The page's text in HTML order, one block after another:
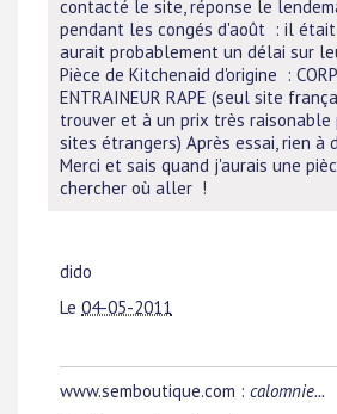
contacté le site, réponse le
pendant les congés d'août : il
aurait probablement un délai sur
Pièce de Kitchenaid d'origine :
ENTRAINEUR RAPE (seul site
trouver et à un prix très raisonable
sites étrangers) Après essai, rien à
Merci et sais quand j'aurais une
chercher où aller !
dido
Le 04-05-2011
www.semboutique.com : calomnie...